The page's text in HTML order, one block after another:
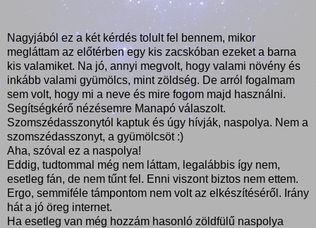
Nagyjából ez a két kérdés tolult fel bennem, mikor
megláttam az előtérben egy kis zacskóban ezeket a barna
kis valamiket. Na jó, annyi megvolt, hogy valami növény és
inkább valami gyümölcs, mint zöldség. De arról fogalmam
sem volt, hogy mi a neve és mire fogom majd használni.
Segítségkérő nézésemre Manapó válaszolt.
Szomszédasszonytól kaptuk és úgy hívják, naspolya. Nem a
szomszédasszonyt, a gyümölcsöt :)
Aha, szóval ez a naspolya!
Eddig, tudtommal még nem láttam, legalábbis így nem,
esetleg fán, de nem tűnt fel. Enni viszont biztos nem ettem.
Ergo, semmiféle támpontom nem volt az elkészítéséről. Irány
hát a jó öreg internet.
Ha esetleg van még hozzám hasonló zöldfülű naspolya